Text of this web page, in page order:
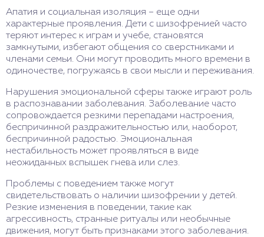
Апатия и социальная изоляция – еще одни
характерные проявления. Дети с шизофренией часто
теряют интерес к играм и учебе, становятся
замкнутыми, избегают общения со сверстниками и
членами семьи. Они могут проводить много времени в
одиночестве, погружаясь в свои мысли и переживания.
Нарушения эмоциональной сферы также играют роль
в распознавании заболевания. Заболевание часто
сопровождается резкими перепадами настроения,
беспричинной раздражительностью или, наоборот,
беспричинной радостью. Эмоциональная
нестабильность может проявляться в виде
неожиданных вспышек гнева или слез.
Проблемы с поведением также могут
свидетельствовать о наличии шизофрении у детей.
Резкие изменения в поведении, такие как
агрессивность, странные ритуалы или необычные
движения, могут быть признаками этого заболевания.